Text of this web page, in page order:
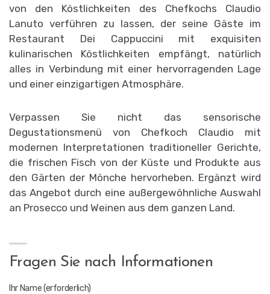
von den Köstlichkeiten des Chefkochs Claudio
Lanuto verführen zu lassen, der seine Gäste im
Restaurant Dei Cappuccini mit exquisiten
kulinarischen Köstlichkeiten empfängt, natürlich
alles in Verbindung mit einer hervorragenden Lage
und einer einzigartigen Atmosphäre.
Verpassen Sie nicht das sensorische
Degustationsmenü von Chefkoch Claudio mit
modernen Interpretationen traditioneller Gerichte,
die frischen Fisch von der Küste und Produkte aus
den Gärten der Mönche hervorheben. Ergänzt wird
das Angebot durch eine außergewöhnliche Auswahl
an Prosecco und Weinen aus dem ganzen Land.
Fragen Sie nach Informationen
Ihr Name (erforderlich)